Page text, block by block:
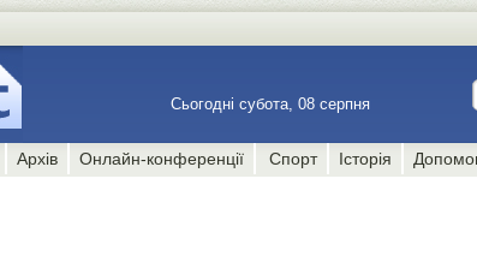
Сьогодні субота, 08 серпня
Архів Онлайн-конференції Спорт Історія